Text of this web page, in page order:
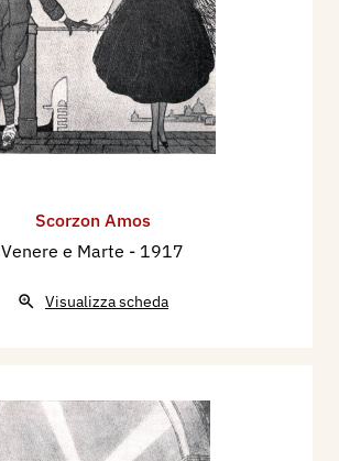
Scorzon Amos
Venere e Marte - 1917
Visualizza scheda